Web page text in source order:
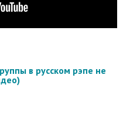
в русском рэпе не